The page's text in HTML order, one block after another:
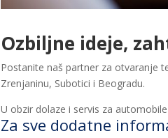
Ozbiljne ideje,
Postanite naš partner za otvaranje
Zrenjaninu, Subotici i Beogradu.
U obzir dolaze i servis za
Za sve dodatne